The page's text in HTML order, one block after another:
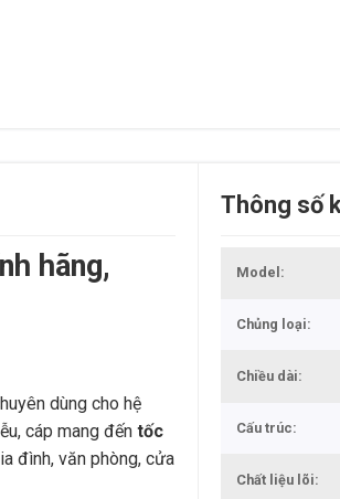
hãng,
dùng cho hệ
cáp mang đến tốc
đình, văn phòng, cửa
Thông số
Model
Chủng loại
Chiều dài
Cấu trúc
Chất liệu lõi